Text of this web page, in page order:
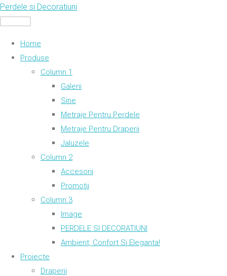
Skip
to
Perdele si Decoratiuni
Home
Produse
Column 1
Galerii
Sine
Metraje Pentru Perdele
Metraje Pentru Draperii
Jaluzele
Column 2
Accesorii
Promotii
Column 3
Image
PERDELE SI DECORATIUNI
Ambient, Confort Si Eleganta!
Proiecte
Draperii